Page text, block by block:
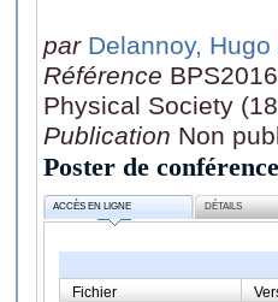
par Delannoy, Hugo
Référence
Physical Society
Publication Non
Poster de conférence
ACCÈS EN LIGNE DÉTAILS
Fichier